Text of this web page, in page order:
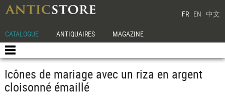
FR EN 中文
CATALOGUE ANTIQUAIRES MAGAZINE
Icônes de mariage avec un riza en argent
cloisonné émaillé